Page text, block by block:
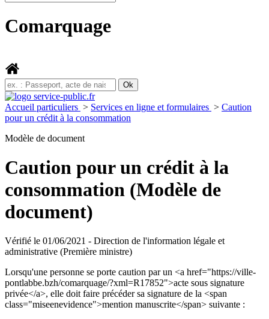
Comarquage
Accueil particuliers > Services en ligne et formulaires > Caution
pour un crédit à la consommation
Modèle de document
Caution pour un crédit à la
consommation (Modèle de
document)
Vérifié le 01/06/2021 - Direction de l'information légale et
administrative (Première ministre)
Lorsqu'une personne se porte caution par un <a href="https://ville-
pontlabbe.bzh/comarquage/?xml=R17852">acte sous signature
privée</a>, elle doit faire précéder sa signature de la <span
class="miseenevidence">mention manuscrite</span> suivante :